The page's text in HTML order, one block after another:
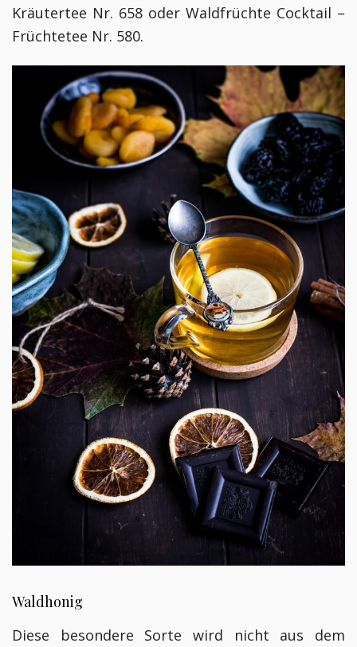
Kräutertee Nr. 658 oder Waldfrüchte Cocktail –
Früchtetee Nr. 580.
Waldhonig
Diese besondere Sorte wird nicht aus dem